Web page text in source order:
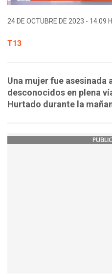
24 DE OCTUBRE DE 2023 - 14:09
T13
Una mujer fue asesinada
desconocidos en plena
Hurtado durante la